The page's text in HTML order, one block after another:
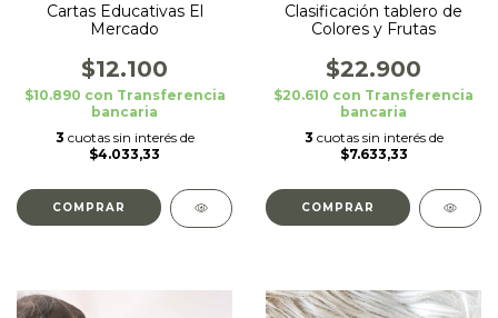
Cartas Educativas El
Mercado
$12.100
$10.890 con Transferencia
bancaria
3 cuotas sin interés de
$4.033,33
Clasificación tablero de
Colores y Frutas
$22.900
$20.610 con Transferencia
bancaria
3 cuotas sin interés de
$7.633,33